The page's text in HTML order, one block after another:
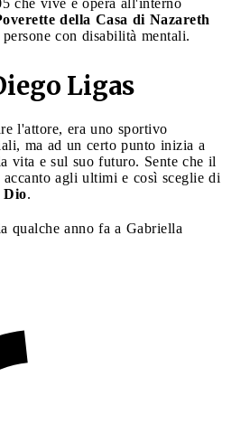
della Casa di Nazareth
con disabilità mentali.
Ligas
l'attore, era uno sportivo
ma ad un certo punto inizia a
vita e sul suo futuro. Sente che il
accanto agli ultimi e così sceglie di
Dio.
qualche anno fa a Gabriella